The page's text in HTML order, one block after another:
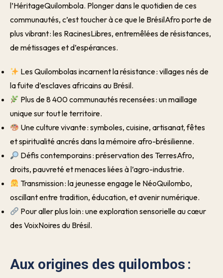
l’HéritageQuilombola. Plonger dans le quotidien de ces
communautés, c’est toucher à ce que le BrésilAfro porte de
plus vibrant : les RacinesLibres, entremêlées de résistances,
de métissages et d’espérances.
Les Quilombolas incarnent la résistance : villages nés de
la fuite d’esclaves africains au Brésil.
Plus de 8 400 communautés recensées : un maillage
unique sur tout le territoire.
Une culture vivante : symboles, cuisine, artisanat, fêtes
et spiritualité ancrés dans la mémoire afro-brésilienne.
Défis contemporains : préservation des TerresAfro,
droits, pauvreté et menaces liées à l’agro-industrie.
Transmission : la jeunesse engage le NéoQuilombo,
oscillant entre tradition, éducation, et avenir numérique.
Pour aller plus loin : une exploration sensorielle au cœur
des VoixNoires du Brésil.
Aux origines des quilombos :